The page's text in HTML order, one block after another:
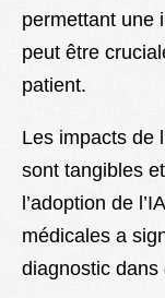
permettant une
peut être
patient.
Les impacts de
sont tangibles
l’adoption de
médicales a
diagnostic dans